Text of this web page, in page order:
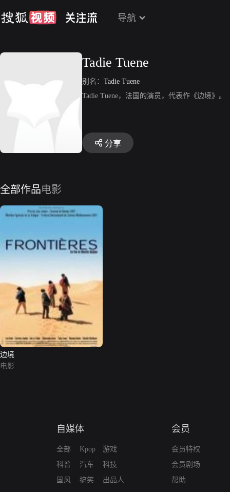
导航
Tadie Tuene
别名： Tadie Tuene
Tadie Tuene，法国的演员，代表作《边境》。
分享
全部作品电影
边境
电影
自媒体
全部
科普
国风
Kpop
汽车
搞笑
游戏
科技
出品人
会员
会员特权
会员剧场
帮助